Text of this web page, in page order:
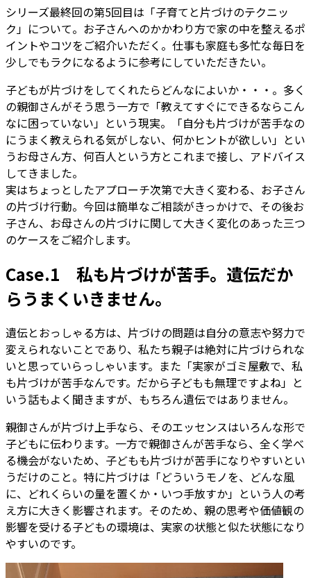
シリーズ最終回の第5回目は「子育てと片づけのテクニッ
ク」について。お子さんへのかかわり方で家の中を整えるポ
イントやコツをご紹介いただく。仕事も家庭も多忙な毎日を
少しでもラクになるように参考にしていただきたい。
子どもが片づけをしてくれたらどんなによいか・・・。多く
の親御さんがそう思う一方で「教えてすぐにできるならこん
なに困っていない」という現実。「自分も片づけが苦手なの
にうまく教えられる気がしない、何かヒントが欲しい」とい
うお母さん方、何百人という方とこれまで接し、アドバイス
してきました。
実はちょっとしたアプローチ次第で大きく変わる、お子さん
の片づけ行動。今回は簡単なご相談がきっかけで、その後お
子さん、お母さんの片づけに関して大きく変化のあった三つ
のケースをご紹介します。
Case.1 私も片づけが苦手。遺伝だか
らうまくいきません。
遺伝とおっしゃる方は、片づけの問題は自分の意志や努力で
変えられないことであり、私たち親子は絶対に片づけられな
いと思っていらっしゃいます。また「実家がゴミ屋敷で、私
も片づけが苦手なんです。だから子どもも無理ですよね」と
いう話もよく聞きますが、もちろん遺伝ではありません。
親御さんが片づけ上手なら、そのエッセンスはいろんな形で
子どもに伝わります。一方で親御さんが苦手なら、全く学べ
る機会がないため、子どもも片づけが苦手になりやすいとい
うだけのこと。特に片づけは「どういうモノを、どんな風
に、どれくらいの量を置くか・いつ手放すか」という人の考
え方に大きく影響されます。そのため、親の思考や価値観の
影響を受ける子どもの環境は、実家の状態と似た状態になり
やすいのです。